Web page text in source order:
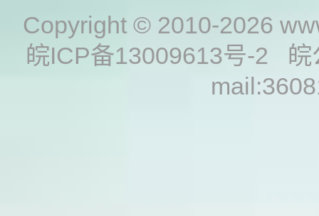
Copyright © 2010-2026
皖ICP备13009613号-2
皖